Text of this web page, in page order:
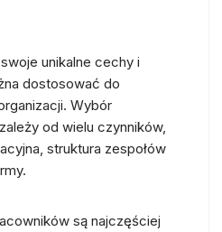
unikalne cechy i
dostosować do
Wybór
od wielu czynników,
struktura zespołów
są najczęściej